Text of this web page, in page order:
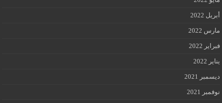
أبريل 2022
مارس 2022
فبراير 2022
يناير 2022
ديسمبر 2021
نوفمبر 2021